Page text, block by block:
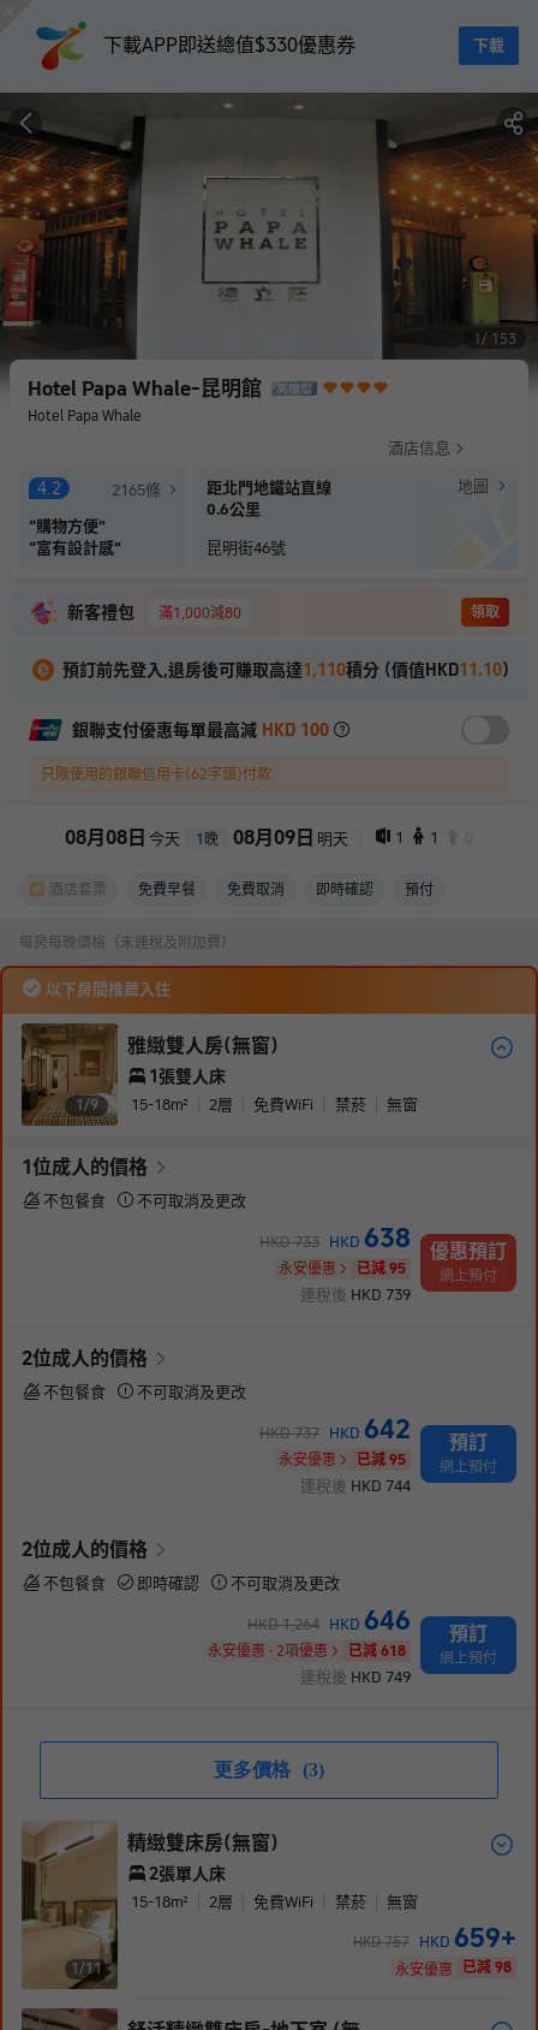
下載APP即送總值$330優惠券 下載
1 153
Hotel Papa Whale-昆明館
Hotel Papa Whale
酒店信息
4.2 2165條
“購物方便”
“富有設計感”
距北門地鐵站直線
0.6公里
地圖
昆明街46號
新客禮包 滿1,000減80 領取
預訂前先登入,退房後可賺取高達1,110積分 (價值HKD11.10)
銀聯支付優惠每單最高減 HKD 100
只限使用的銀聯信用卡(62字頭)付款
08月 08 日 今天 1 晚 08月 09 日 明天 1 1
酒店套票 免費早餐 免費取消 即時確認 預付
每房每晚價格（未連稅及附加費）
以下房間推薦入住
1/9
雅緻雙人房(無窗)
1張雙人床
15-18m² 2層 免費WiFi 禁菸 無窗
1位成人 的價格
不包餐食 不可取消及更改
HKD733 HKD 638
永安優惠 已減 95
連稅後 HKD 739
優惠預訂
網上預付
2位成人 的價格
不包餐食 不可取消及更改
HKD737 HKD 642
永安優惠 已減 95
連稅後 HKD 744
預訂
網上預付
2位成人 的價格
不包餐食 即時確認 不可取消及更改
HKD1,264 HKD 646
永安優惠 · 2項優惠 已減 618
連稅後 HKD 749
預訂
網上預付
更多價格 (3)
1/11
精緻雙床房(無窗)
2張單人床
15-18m² 2層 免費WiFi 禁菸 無窗
HKD757 HKD 659+
永安優惠 已減 98